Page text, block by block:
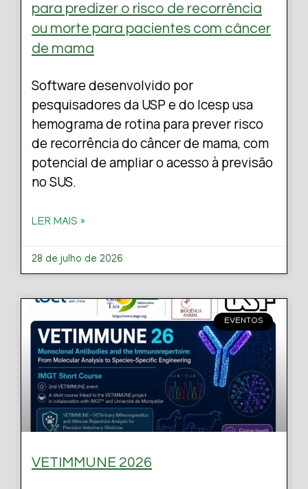
para predizer o risco de recorrência
ou morte para pacientes com câncer
de mama
Software desenvolvido por
pesquisadores da USP e do Icesp usa
hemograma de rotina para prever risco
de recorrência do câncer de mama, com
potencial de ampliar o acesso à previsão
no SUS.
LER MAIS »
28 de julho de 2026
EVENTOS
VETIMMUNE 2026